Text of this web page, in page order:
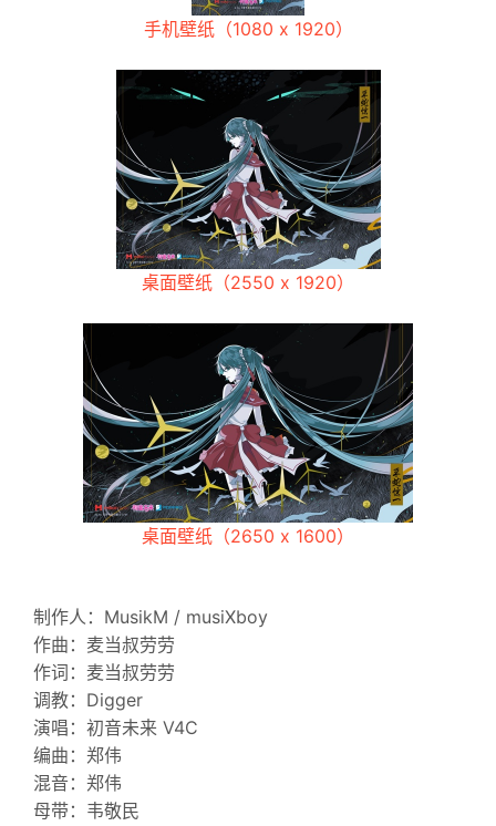
手机壁纸（1080 x 1920）
桌面壁纸（2550 x 1920）
桌面壁纸（2650 x 1600）
制作人：MusikM / musiXboy
作曲：麦当叔劳劳
作词：麦当叔劳劳
调教：Digger
演唱：初音未来 V4C
编曲：郑伟
混音：郑伟
母带：韦敬民